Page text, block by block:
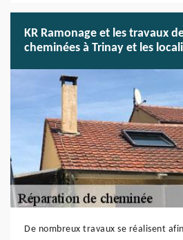
KR Ramonage et les travaux
cheminées à Trinay et les
De nombreux travaux se réalisent